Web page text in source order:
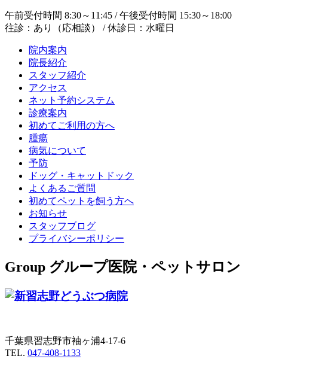
午前受付時間 8:30～11:45 / 午後受付時間 15:30～18:00
往診：あり（応相談） / 休診日：水曜日
院内案内
院長紹介
スタッフ紹介
アクセス
ネット予約システム
診療案内
初めてご利用の方へ
腫瘍
病気について
予防
ドッグ・キャットドック
よくあるご質問
初めてペットを飼う方へ
お知らせ
スタッフブログ
プライバシーポリシー
Group グループ医院・ペットサロン
千葉県習志野市袖ヶ浦4-17-6
TEL. 047-408-1133